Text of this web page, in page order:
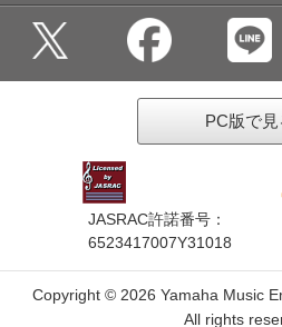
PC版で見
JASRAC許諾番号：
6523417007Y31018
Copyright © 2026 Yamaha Music
All rights